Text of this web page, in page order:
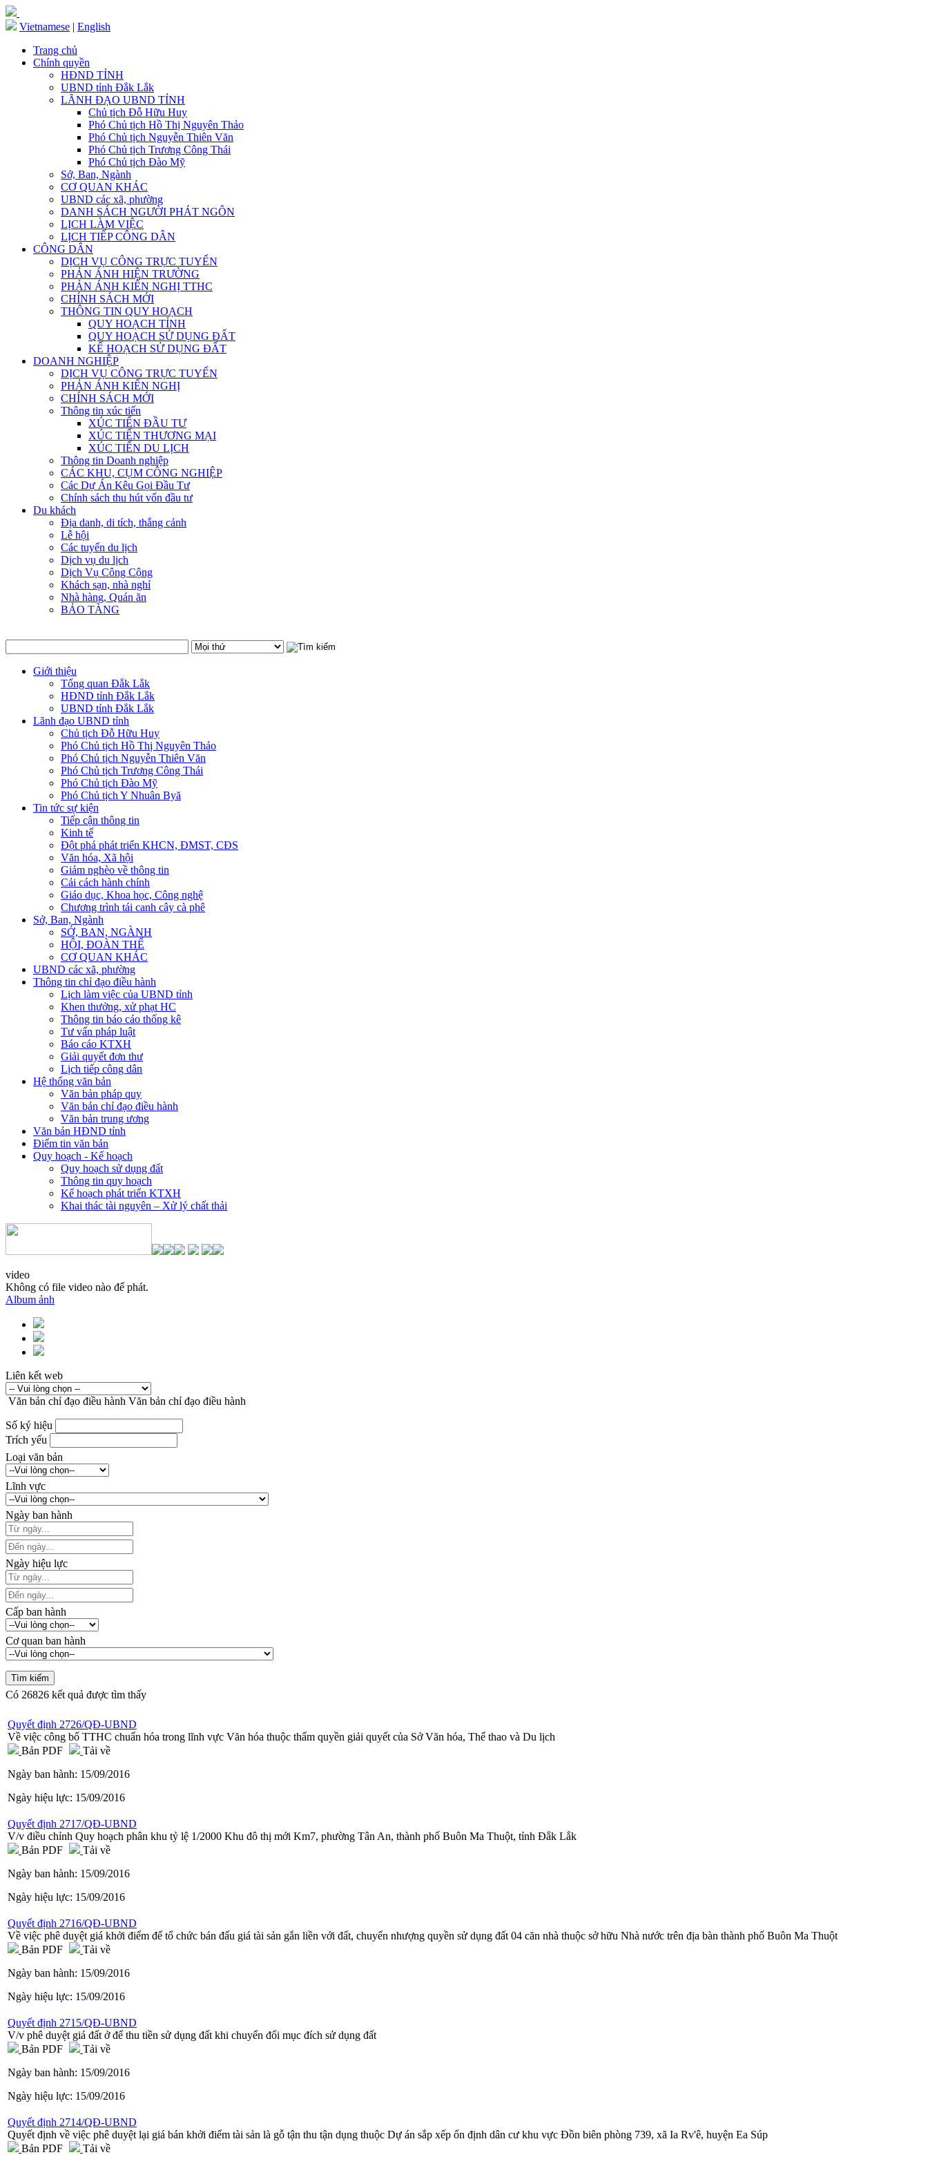
Vietnamese | English
Trang chủ
Chính quyền
HĐND TỈNH
UBND tỉnh Đắk Lắk
LÃNH ĐẠO UBND TỈNH
Chủ tịch Đỗ Hữu Huy
Phó Chủ tịch Hồ Thị Nguyên Thảo
Phó Chủ tịch Nguyễn Thiên Văn
Phó Chủ tịch Trương Công Thái
Phó Chủ tịch Đào Mỹ
Sở, Ban, Ngành
CƠ QUAN KHÁC
UBND các xã, phường
DANH SÁCH NGƯỜI PHÁT NGÔN
LỊCH LÀM VIỆC
LỊCH TIẾP CÔNG DÂN
CÔNG DÂN
DỊCH VỤ CÔNG TRỰC TUYẾN
PHẢN ÁNH HIỆN TRƯỜNG
PHẢN ÁNH KIẾN NGHỊ TTHC
CHÍNH SÁCH MỚI
THÔNG TIN QUY HOẠCH
QUY HOẠCH TỈNH
QUY HOẠCH SỬ DỤNG ĐẤT
KẾ HOẠCH SỬ DỤNG ĐẤT
DOANH NGHIỆP
DỊCH VỤ CÔNG TRỰC TUYẾN
PHẢN ÁNH KIẾN NGHỊ
CHÍNH SÁCH MỚI
Thông tin xúc tiến
XÚC TIẾN ĐẦU TƯ
XÚC TIẾN THƯƠNG MẠI
XÚC TIẾN DU LỊCH
Thông tin Doanh nghiệp
CÁC KHU, CỤM CÔNG NGHIỆP
Các Dự Án Kêu Gọi Đầu Tư
Chính sách thu hút vốn đầu tư
Du khách
Địa danh, di tích, thắng cảnh
Lễ hội
Các tuyến du lịch
Dịch vụ du lịch
Dịch Vụ Công Cộng
Khách sạn, nhà nghỉ
Nhà hàng, Quán ăn
BẢO TÀNG
Giới thiệu
Tổng quan Đắk Lắk
HĐND tỉnh Đắk Lắk
UBND tỉnh Đắk Lắk
Lãnh đạo UBND tỉnh
Chủ tịch Đỗ Hữu Huy
Phó Chủ tịch Hồ Thị Nguyên Thảo
Phó Chủ tịch Nguyễn Thiên Văn
Phó Chủ tịch Trương Công Thái
Phó Chủ tịch Đào Mỹ
Phó Chủ tịch Y Nhuân Byă
Tin tức sự kiện
Tiếp cận thông tin
Kinh tế
Đột phá phát triển KHCN, ĐMST, CĐS
Văn hóa, Xã hội
Giảm nghèo về thông tin
Cải cách hành chính
Giáo dục, Khoa học, Công nghệ
Chương trình tái canh cây cà phê
Sở, Ban, Ngành
SỞ, BAN, NGÀNH
HỘI, ĐOÀN THỂ
CƠ QUAN KHÁC
UBND các xã, phường
Thông tin chỉ đạo điều hành
Lịch làm việc của UBND tỉnh
Khen thưởng, xử phạt HC
Thông tin báo cáo thống kê
Tư vấn pháp luật
Báo cáo KTXH
Giải quyết đơn thư
Lịch tiếp công dân
Hệ thống văn bản
Văn bản pháp quy
Văn bản chỉ đạo điều hành
Văn bản trung ương
Văn bản HĐND tỉnh
Điểm tin văn bản
Quy hoạch - Kế hoạch
Quy hoạch sử dụng đất
Thông tin quy hoạch
Kế hoạch phát triển KTXH
Khai thác tài nguyên – Xử lý chất thải
video
Không có file video nào để phát.
Album ảnh
Liên kết web
Văn bản chỉ đạo điều hành Văn bản chỉ đạo điều hành
Số ký hiệu
Trích yếu
Loại văn bản
Lĩnh vực
Ngày ban hành
Ngày hiệu lực
Cấp ban hành
Cơ quan ban hành
Có 26826 kết quả được tìm thấy
Quyết định 2726/QĐ-UBND
Về việc công bố TTHC chuẩn hóa trong lĩnh vực Văn hóa thuộc thẩm quyền giải quyết của Sở Văn hóa, Thể thao và Du lịch
Bản PDF
Tải về
Ngày ban hành: 15/09/2016
Ngày hiệu lực: 15/09/2016
Quyết định 2717/QĐ-UBND
V/v điều chỉnh Quy hoạch phân khu tỷ lệ 1/2000 Khu đô thị mới Km7, phường Tân An, thành phố Buôn Ma Thuột, tỉnh Đắk Lắk
Bản PDF
Tải về
Ngày ban hành: 15/09/2016
Ngày hiệu lực: 15/09/2016
Quyết định 2716/QĐ-UBND
Về việc phê duyệt giá khởi điểm để tổ chức bán đấu giá tài sản gắn liền với đất, chuyển nhượng quyền sử dụng đất 04 căn nhà thuộc sở hữu Nhà nước trên địa bàn thành phố Buôn Ma Thuột
Bản PDF
Tải về
Ngày ban hành: 15/09/2016
Ngày hiệu lực: 15/09/2016
Quyết định 2715/QĐ-UBND
V/v phê duyệt giá đất ở để thu tiền sử dụng đất khi chuyển đổi mục đích sử dụng đất
Bản PDF
Tải về
Ngày ban hành: 15/09/2016
Ngày hiệu lực: 15/09/2016
Quyết định 2714/QĐ-UBND
Quyết định về việc phê duyệt lại giá bán khởi điểm tài sản là gỗ tận thu tận dụng thuộc Dự án sắp xếp ổn định dân cư khu vực Đồn biên phòng 739, xã Ia Rv'ê, huyện Ea Súp
Bản PDF
Tải về